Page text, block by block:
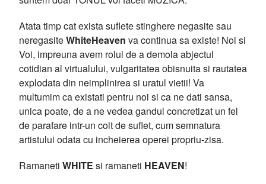
Atata timp cat exista suflete stinghere negasite sau
neregasiteWhiteHeaven va continua sa existe! Noi si
Voi, impreuna avem rolul de a demola abjectul
cotidian al virtualului, vulgaritatea obisnuita si rautatea
explodata din neimplinirea si uratul vietii! Va
multumim ca existati pentru noi si ca ne dati sansa,
unica poate, de a ne vedea gandul concretizat un fel
de parafare intr-un colt de suflet, cum semnatura
artistului odata cu incheierea operei propriu-zisa.
Ramaneti WHITE si ramaneti HEAVEN!